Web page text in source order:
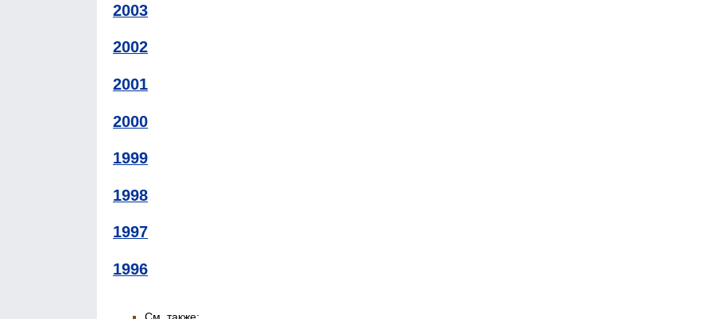
2003
2002
2001
2000
1999
1998
1997
1996
См. также: